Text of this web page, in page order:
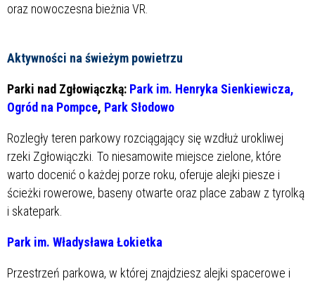
oraz nowoczesna bieżnia VR.
Aktywności na świeżym powietrzu
Parki nad Zgłowiączką: Park im. Henryka Sienkiewicza,
Ogród na Pompce, Park Słodowo
Rozległy teren parkowy rozciągający się wzdłuż urokliwej
rzeki Zgłowiączki. To niesamowite miejsce zielone, które
warto docenić o każdej porze roku, oferuje alejki piesze i
ścieżki rowerowe, baseny otwarte oraz place zabaw z tyrolką
i skatepark.
Park im. Władysława Łokietka
Przestrzeń parkowa, w której znajdziesz alejki spacerowe i